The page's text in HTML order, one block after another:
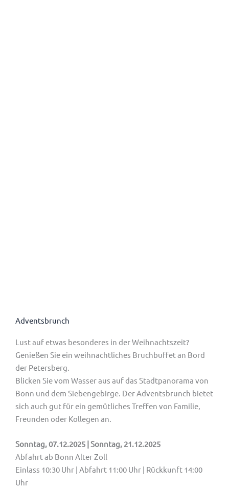
Adventsbrunch
Lust auf etwas besonderes in der Weihnachtszeit?
Genießen Sie ein weihnachtliches Bruchbuffet an Bord
der Petersberg.
Blicken Sie vom Wasser aus auf das Stadtpanorama von
Bonn und dem Siebengebirge. Der Adventsbrunch bietet
sich auch gut für ein gemütliches Treffen von Familie,
Freunden oder Kollegen an.
Sonntag, 07.12.2025 | Sonntag, 21.12.2025
Abfahrt ab Bonn Alter Zoll
Einlass 10:30 Uhr | Abfahrt 11:00 Uhr | Rückkunft 14:00
Uhr